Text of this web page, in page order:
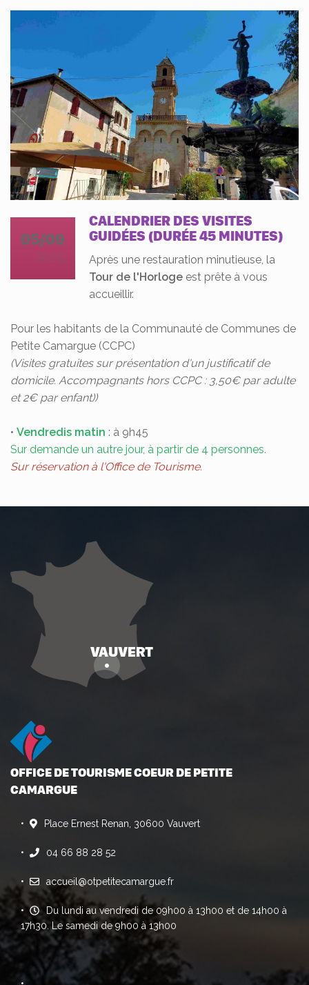
05/09
2025
CALENDRIER DES VISITES
GUIDÉES (DURÉE 45 MINUTES)
Après une restauration minutieuse, la
Tour de l'Horloge est prête à vous
accueillir.
Pour les habitants de la Communauté de Communes de
Petite Camargue (CCPC)
(Visites gratuites sur présentation d'un justificatif de
domicile. Accompagnants hors CCPC : 3,50€ par adulte
et 2€ par enfant))
• Vendredis matin : à 9h45
Sur demande un autre jour, à partir de 4 personnes.
Sur réservation à l'Office de Tourisme.
OFFICE DE TOURISME COEUR DE PETITE
CAMARGUE
Place Ernest Renan, 30600 Vauvert
04 66 88 28 52
accueil@otpetitecamargue.fr
Du lundi au vendredi de 09h00 à 13h00 et de 14h00 à
17h30. Le samedi de 9h00 à 13h00